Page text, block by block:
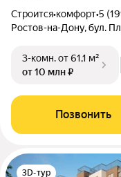
Строится•комфорт•5
Ростов-на-Дону, бул.
3-комн.от 61,1 м²
от 10 млн ₽
Позвонить
3D-тур